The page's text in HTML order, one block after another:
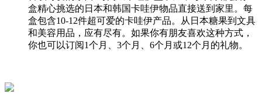
盒精心挑选的日本和韩国卡哇伊物品直接送到家里。每
盒包含10-12件超可爱的卡哇伊产品。从日本糖果到文具
和美容用品，应有尽有。如果你有朋友喜欢这种方式，
你也可以订阅1个月、3个月、6个月或12个月的礼物。